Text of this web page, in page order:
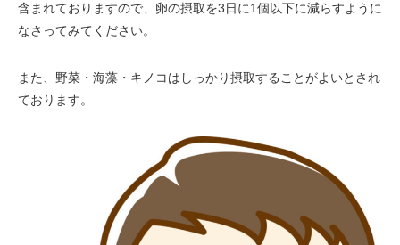
含まれておりますので、卵の摂取を3日に1個以下に減らすように
なさってみてください。
また、野菜・海藻・キノコはしっかり摂取することがよいとされ
ております。